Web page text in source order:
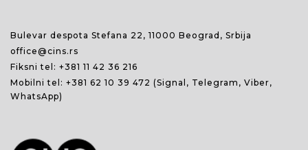
Bulevar despota Stefana 22, 11000 Beograd, Srbija
office@cins.rs
Fiksni tel: +381 11 42 36 216
Mobilni tel: +381 62 10 39 472 (Signal, Telegram, Viber,
WhatsApp)